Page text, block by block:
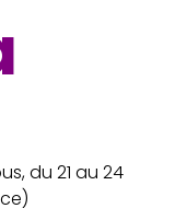
du 21 au 24